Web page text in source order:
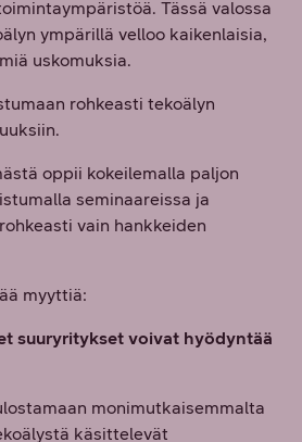
Tässä valossa
ympärillä velloo kaikenlaisia,
uskomuksia.
rohkeasti tekoälyn
oppii kokeilemalla paljon
seminaareissa ja
vain hankkeiden
myyttiä:
suuryritykset voivat hyödyntää
monimutkaisemmalta
käsittelevät